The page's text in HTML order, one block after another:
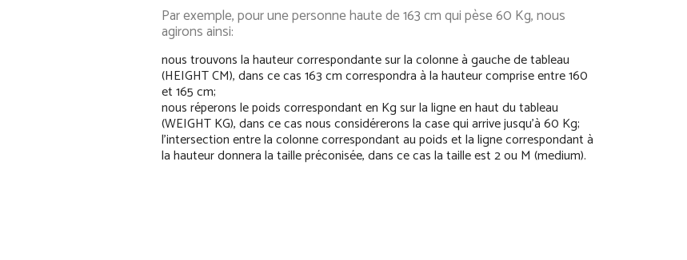
Par exemple, pour une personne haute de 163 cm qui pèse 60 Kg, nous
agirons ainsi:
nous trouvons la hauteur correspondante sur la colonne à gauche de tableau
(HEIGHT CM), dans ce cas 163 cm correspondra à la hauteur comprise entre 160
et 165 cm;
nous réperons le poids correspondant en Kg sur la ligne en haut du tableau
(WEIGHT KG), dans ce cas nous considérerons la case qui arrive jusqu'à 60 Kg;
l'intersection entre la colonne correspondant au poids et la ligne correspondant à
la hauteur donnera la taille préconisée, dans ce cas la taille est 2 ou M (medium).